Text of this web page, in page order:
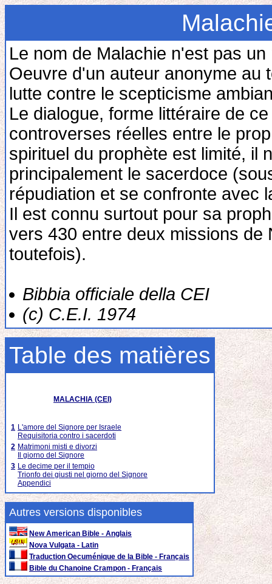
Le nom de Malachie n'est pas
Oeuvre d'un auteur anonyme au
lutte contre le scepticisme
Le dialogue, forme littéraire de
controverses réelles entre le
spirituel du prophète est limité, il
principalement le sacerdoce
répudiation et se confronte avec
Il est connu surtout pour sa
vers 430 entre deux missions
toutefois).
Bibbia officiale della CEI
(c) C.E.I. 1974
Table des matières
MALACHIA (CEI)
1 L'amore del Signore per Israele
Requisitoria contro i sacerdoti
2 Matrimoni misti e divorzi
Il giorno del Signore
3 Le decime per il tempio
Trionfo dei giusti nel giorno del Signore
Appendici
Autres versions disponibles
New American Bible - Anglais
Nova Vulgata - Latin
Traduction Oecuménique de la Bible - Français
Bible du Chanoine Crampon - Français